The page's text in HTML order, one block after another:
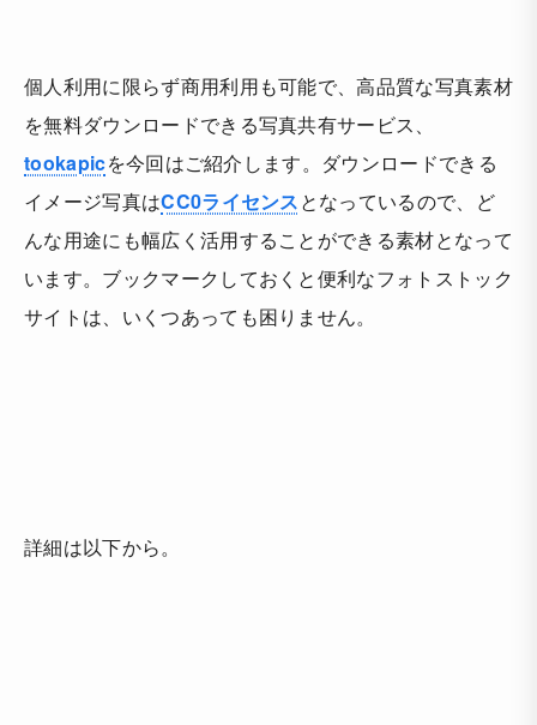
個人利用に限らず商用利用も可能で、高品質な写真素材
を無料ダウンロードできる写真共有サービス、
tookapicを今回はご紹介します。ダウンロードできる
イメージ写真はCC0ライセンスとなっているので、ど
んな用途にも幅広く活用することができる素材となって
います。ブックマークしておくと便利なフォトストック
サイトは、いくつあっても困りません。
詳細は以下から。